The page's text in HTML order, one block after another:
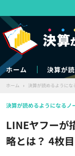
ホーム 決算が
ホーム › 決算が読めるようにな
LINEヤフーが
略とは？ 4枚
決算が読めるようになるノ